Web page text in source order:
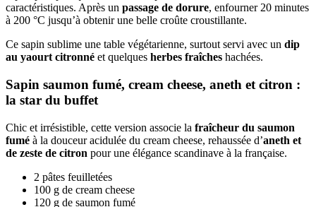
caractéristiques. Après un passage de dorure, enfourner 20 minutes
à 200 °C jusqu’à obtenir une belle croûte croustillante.
Ce sapin sublime une table végétarienne, surtout servi avec un dip
au yaourt citronné et quelques herbes fraîches hachées.
Sapin saumon fumé, cream cheese, aneth et citron :
la star du buffet
Chic et irrésistible, cette version associe la fraîcheur du saumon
fumé à la douceur acidulée du cream cheese, rehaussée d’aneth et
de zeste de citron pour une élégance scandinave à la française.
2 pâtes feuilletées
100 g de cream cheese
120 g de saumon fumé